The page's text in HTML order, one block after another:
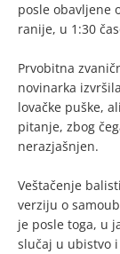
posle obavljene
ranije, u 1:30
Prvobitna
novinarka
lovačke puške,
pitanje, zbog
nerazjašnjen.
Veštačenje
verziju o
je posle toga, u
slučaj u ubistvo